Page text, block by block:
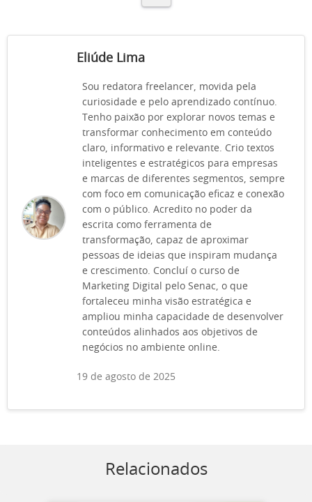
Eliúde Lima
Sou redatora freelancer, movida pela
curiosidade e pelo aprendizado contínuo.
Tenho paixão por explorar novos temas e
transformar conhecimento em conteúdo
claro, informativo e relevante. Crio textos
inteligentes e estratégicos para empresas
e marcas de diferentes segmentos, sempre
com foco em comunicação eficaz e conexão
com o público. Acredito no poder da
escrita como ferramenta de
transformação, capaz de aproximar
pessoas de ideias que inspiram mudança
e crescimento. Concluí o curso de
Marketing Digital pelo Senac, o que
fortaleceu minha visão estratégica e
ampliou minha capacidade de desenvolver
conteúdos alinhados aos objetivos de
negócios no ambiente online.
19 de agosto de 2025
Relacionados